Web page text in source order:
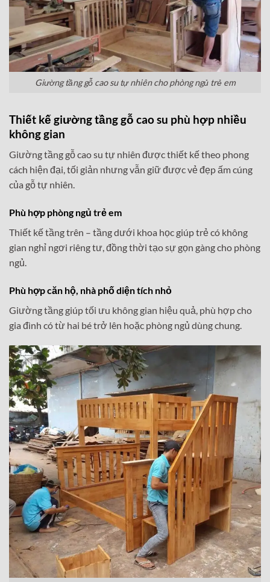
Giường tầng gỗ cao su tự nhiên cho phòng ngủ trẻ em
Thiết kế giường tầng gỗ cao su phù hợp nhiều
không gian
Giường tầng gỗ cao su tự nhiên được thiết kế theo phong
cách hiện đại, tối giản nhưng vẫn giữ được vẻ đẹp ấm cúng
của gỗ tự nhiên.
Phù hợp phòng ngủ trẻ em
Thiết kế tầng trên – tầng dưới khoa học giúp trẻ có không
gian nghỉ ngơi riêng tư, đồng thời tạo sự gọn gàng cho phòng
ngủ.
Phù hợp căn hộ, nhà phố diện tích nhỏ
Giường tầng giúp tối ưu không gian hiệu quả, phù hợp cho
gia đình có từ hai bé trở lên hoặc phòng ngủ dùng chung.